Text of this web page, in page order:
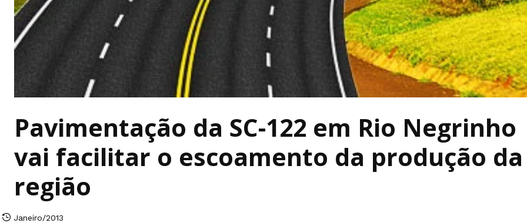
Pavimentação da SC-122 em Rio Negrinho
vai facilitar o escoamento da produção da
região
Janeiro/2013